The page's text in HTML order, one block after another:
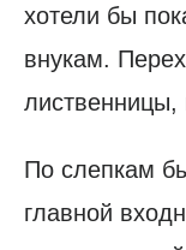
хотели бы
внукам.
лиственницы,
По слепкам
главной